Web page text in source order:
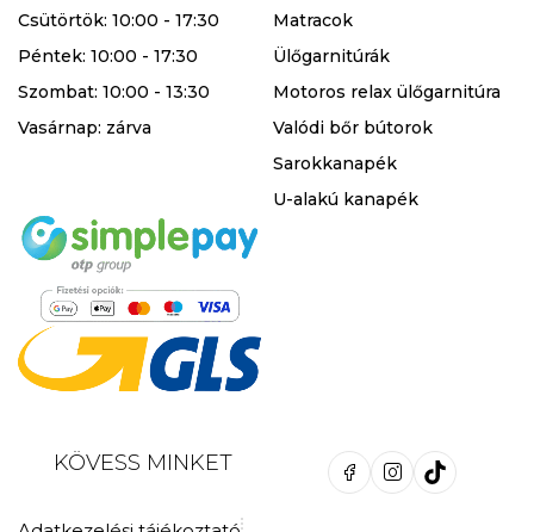
Csütörtök: 10:00 - 17:30
Péntek: 10:00 - 17:30
Szombat: 10:00 - 13:30
Vasárnap: zárva
Matracok
Ülőgarnitúrák
Motoros relax ülőgarnitúra
Valódi bőr bútorok
Sarokkanapék
U-alakú kanapék
KÖVESS MINKET